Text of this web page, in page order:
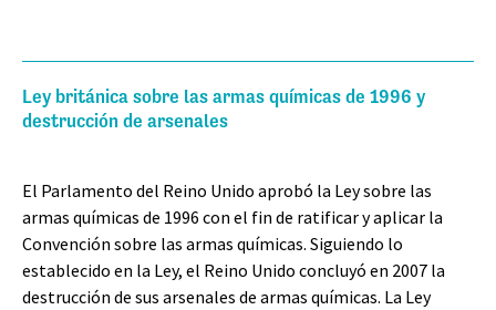
Ley británica sobre las armas químicas de 1996 y
destrucción de arsenales
El Parlamento del Reino Unido aprobó la Ley sobre las
armas químicas de 1996 con el fin de ratificar y aplicar la
Convención sobre las armas químicas. Siguiendo lo
establecido en la Ley, el Reino Unido concluyó en 2007 la
destrucción de sus arsenales de armas químicas. La Ley